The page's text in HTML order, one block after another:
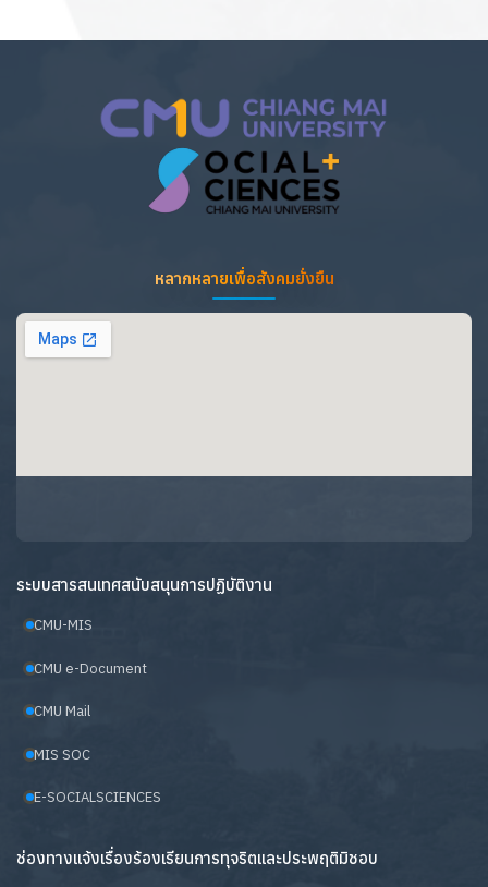
หลากหลายเพื่อสังคมยั่งยืน
ระบบสารสนเทศสนับสนุนการปฏิบัติงาน
CMU-MIS
CMU e-Document
CMU Mail
MIS SOC
E-SOCIALSCIENCES
ช่องทางแจ้งเรื่องร้องเรียนการทุจริตและประพฤติมิชอบ